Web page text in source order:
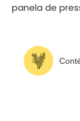
panela de